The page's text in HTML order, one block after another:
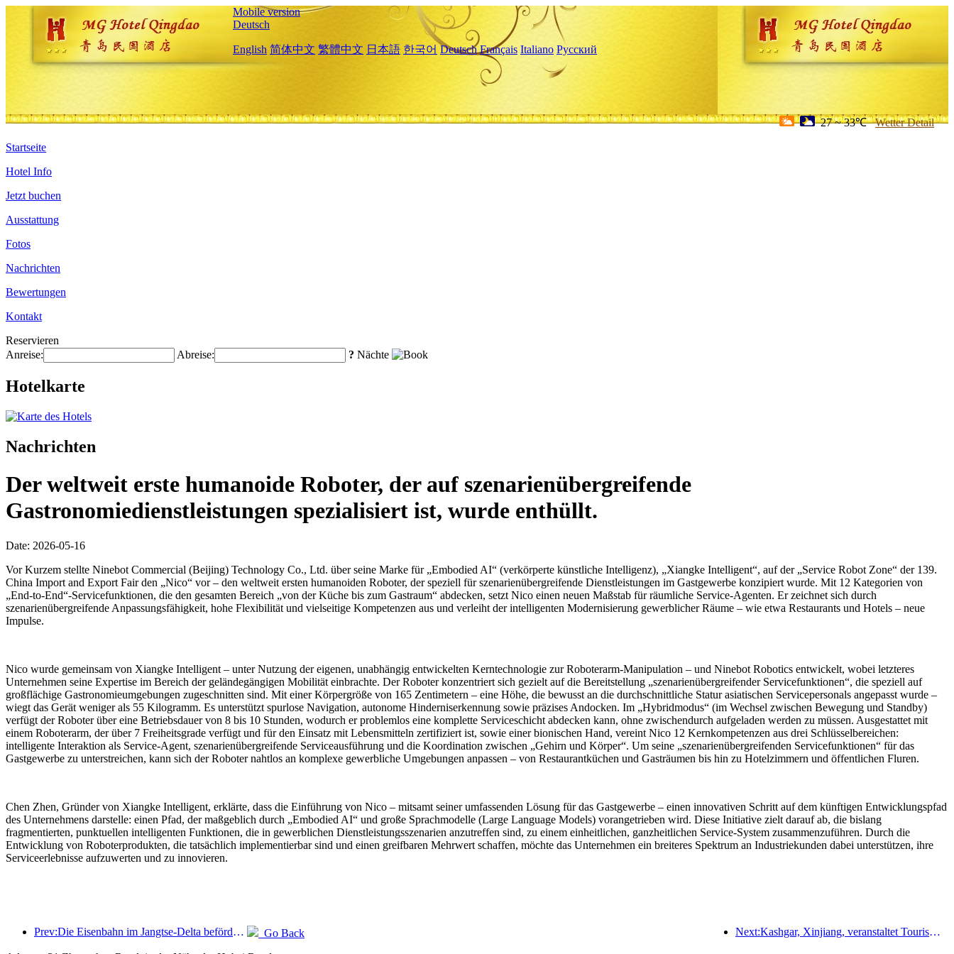
Mobile version
Deutsch
English 简体中文 繁體中文 日本語 한국어 Deutsch Français Italiano Русский
27 ~ 33℃ Wetter Detail
Startseite
Hotel Info
Jetzt buchen
Ausstattung
Fotos
Nachrichten
Bewertungen
Kontakt
Reservieren
Anreise:
Abreise: ? Nächte
Hotelkarte
Nachrichten
Der weltweit erste humanoide Roboter, der auf szenarienübergreifende
Gastronomiedienstleistungen spezialisiert ist, wurde enthüllt.
Date: 2026-05-16
Vor Kurzem stellte Ninebot Commercial (Beijing) Technology Co., Ltd. über seine Marke für „Embodied AI“ (verkörperte künstliche Intelligenz), „Xiangke Intelligent“, auf der „Service Robot Zone“ der 139.
China Import and Export Fair den „Nico“ vor – den weltweit ersten humanoiden Roboter, der speziell für szenarienübergreifende Dienstleistungen im Gastgewerbe konzipiert wurde. Mit 12 Kategorien von
„End-to-End“-Servicefunktionen, die den gesamten Bereich „von der Küche bis zum Gastraum“ abdecken, setzt Nico einen neuen Maßstab für räumliche Service-Agenten. Er zeichnet sich durch
szenarienübergreifende Anpassungsfähigkeit, hohe Flexibilität und vielseitige Kompetenzen aus und verleiht der intelligenten Modernisierung gewerblicher Räume – wie etwa Restaurants und Hotels – neue
Impulse.
Nico wurde gemeinsam von Xiangke Intelligent – unter Nutzung der eigenen, unabhängig entwickelten Kerntechnologie zur Roboterarm-Manipulation – und Ninebot Robotics entwickelt, wobei letzteres
Unternehmen seine Expertise im Bereich der geländegängigen Mobilität einbrachte. Der Roboter konzentriert sich gezielt auf die Bereitstellung „szenarienübergreifender Servicefunktionen“, die speziell auf
großflächige Gastronomieumgebungen zugeschnitten sind. Mit einer Körpergröße von 165 Zentimetern – eine Höhe, die bewusst an die durchschnittliche Statur asiatischen Servicepersonals angepasst wurde –
wiegt das Gerät weniger als 55 Kilogramm. Es unterstützt spurlose Navigation, autonome Hinderniserkennung sowie präzises Andocken. Im „Hybridmodus“ (im Wechsel zwischen Bewegung und Standby)
verfügt der Roboter über eine Betriebsdauer von 8 bis 10 Stunden, wodurch er problemlos eine komplette Serviceschicht abdecken kann, ohne zwischendurch aufgeladen werden zu müssen. Ausgestattet mit
einem Roboterarm, der über 7 Freiheitsgrade verfügt und für den Einsatz mit Lebensmitteln zertifiziert ist, sowie einer bionischen Hand, vereint Nico 12 Kernkompetenzen aus drei Schlüsselbereichen:
intelligente Interaktion als Service-Agent, szenarienübergreifende Serviceausführung und die Koordination zwischen „Gehirn und Körper“. Um seine „szenarienübergreifenden Servicefunktionen“ für das
Gastgewerbe zu unterstreichen, kann sich der Roboter nahtlos an komplexe gewerbliche Umgebungen anpassen – von Restaurantküchen und Gasträumen bis hin zu Hotelzimmern und öffentlichen Fluren.
Chen Zhen, Gründer von Xiangke Intelligent, erklärte, dass die Einführung von Nico – mitsamt seiner umfassenden Lösung für das Gastgewerbe – einen innovativen Schritt auf dem künftigen Entwicklungspfad
des Unternehmens darstelle: einen Pfad, der maßgeblich durch „Embodied AI“ und große Sprachmodelle (Large Language Models) vorangetrieben wird. Diese Initiative zielt darauf ab, die bislang
fragmentierten, punktuellen intelligenten Funktionen, die in gewerblichen Dienstleistungsszenarien anzutreffen sind, zu einem einheitlichen, ganzheitlichen Service-System zusammenzuführen. Durch die
Entwicklung von Roboterprodukten, die tatsächlich implementierbar sind und einen greifbaren Mehrwert schaffen, möchte das Unternehmen ein breiteres Spektrum an Industriekunden dabei unterstützen, ihre
Serviceerlebnisse aufzuwerten und zu innovieren.
Prev:Die Eisenbahn im Jangtse-Delta beförderte während der Maifeiertage über 21,38 Millionen Fahrgäste. Next:Kashgar, Xinjiang, veranstaltet Tourismus-Werbeevent zur Förderung des interethnischen Austauschs.
Go Back